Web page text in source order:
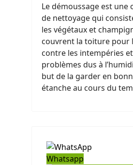
Le démoussage est une
de nettoyage qui
les végétaux et
couvrent la toiture pour
contre les intempéries
problèmes dus à
but de la garder en
étanche au cours du
Whatsapp